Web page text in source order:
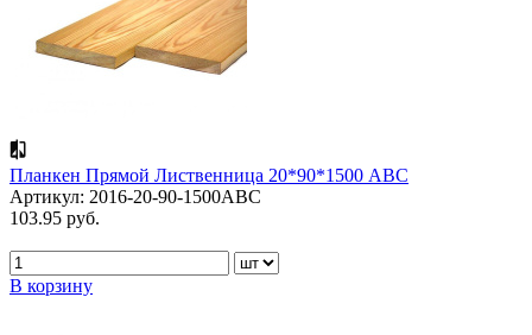
Планкен Прямой Лиственница 20*90*1500 АВС
Артикул: 2016-20-90-1500ABC
103.95 руб.
В корзину